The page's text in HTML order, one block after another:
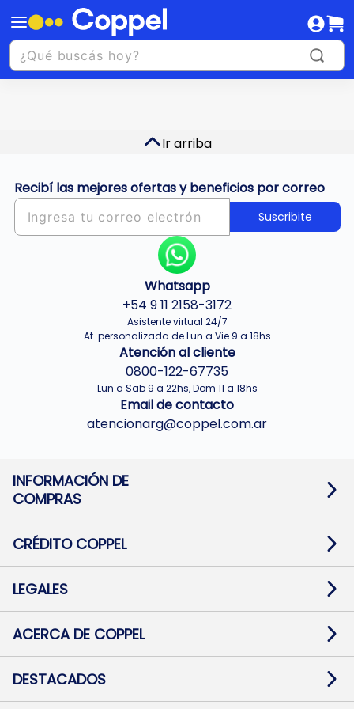
Ir arriba
Recibí las mejores ofertas y beneficios por correo
Suscribite
Whatsapp
+54 9 11 2158-3172
Asistente virtual 24/7
At. personalizada de Lun a Vie 9 a 18hs
Atención al cliente
0800-122-67735
Lun a Sab 9 a 22hs, Dom 11 a 18hs
Email de contacto
atencionarg@coppel.com.ar
INFORMACIÓN DE
COMPRAS
Términos y condiciones
Botón de arrepentimiento
Mapa de sitio
CRÉDITO COPPEL
Solicitar Crédito
Medios de Pago
Pago Fácil Online
LEGALES
Baja contratos
Defensa al consumidor CABA
ACERCA DE COPPEL
Trabajá con Nosotros
Preguntas Frecuentes
DESTACADOS